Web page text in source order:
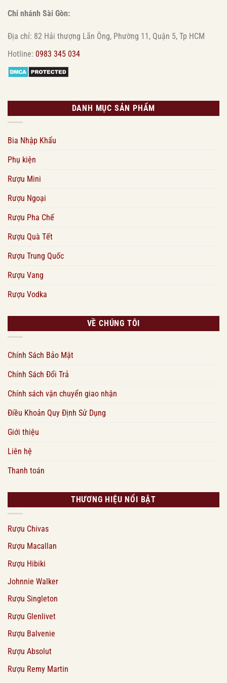
Chi nhánh Sài Gòn:
Địa chỉ: 82 Hải thượng Lãn Ông, Phường 11, Quận 5, Tp HCM
Hotline: 0983 345 034
DANH MỤC SẢN PHẨM
Bia Nhập Khẩu
Phụ kiện
Rượu Mini
Rượu Ngoại
Rượu Pha Chế
Rượu Quà Tết
Rượu Trung Quốc
Rượu Vang
Rượu Vodka
VỀ CHÚNG TÔI
Chính Sách Bảo Mật
Chính Sách Đổi Trả
Chính sách vận chuyển giao nhận
Điều Khoản Quy Định Sử Dụng
Giới thiệu
Liên hệ
Thanh toán
THƯƠNG HIỆU NỔI BẬT
Rượu Chivas
Rượu Macallan
Rượu Hibiki
Johnnie Walker
Rượu Singleton
Rượu Glenlivet
Rượu Balvenie
Rượu Absolut
Rượu Remy Martin